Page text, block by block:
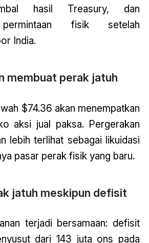
hasil Treasury, dan
permintaan fisik setelah
India.
membuat perak jatuh
$74.36 akan menempatkan
aksi jual paksa. Pergerakan
lebih terlihat sebagai likuidasi
pasar perak fisik yang baru.
jatuh meskipun defisit
terjadi bersamaan: defisit
dari 143 juta ons pada